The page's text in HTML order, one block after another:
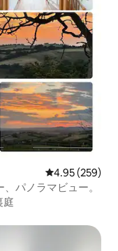
レビュー259
4.95 (259)
パノラマビュー。
庭